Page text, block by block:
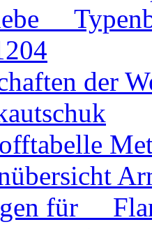
der
für